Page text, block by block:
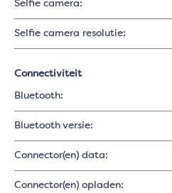
Selfie camera:
Selfie camera resolutie:
Connectiviteit
Bluetooth:
Bluetooth versie:
Connector(en) data:
Connector(en) opladen: